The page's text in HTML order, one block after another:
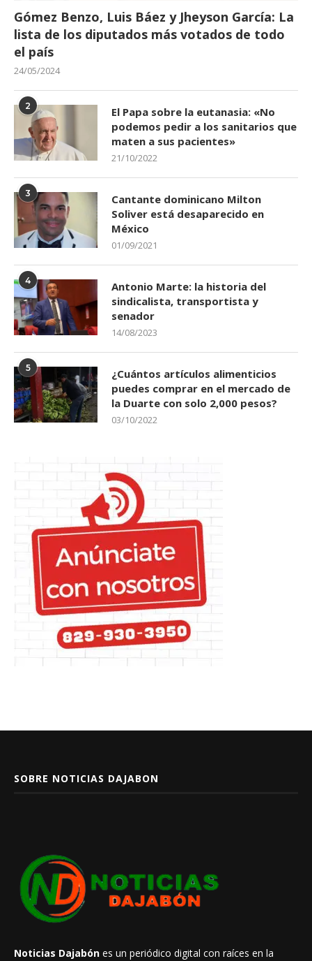
Gómez Benzo, Luis Báez y Jheyson García: La
lista de los diputados más votados de todo
el país
24/05/2024
2
El Papa sobre la eutanasia: «No
podemos pedir a los sanitarios que
maten a sus pacientes»
21/10/2022
3
Cantante dominicano Milton
Soliver está desaparecido en
México
01/09/2021
4
Antonio Marte: la historia del
sindicalista, transportista y
senador
14/08/2023
5
¿Cuántos artículos alimenticios
puedes comprar en el mercado de
la Duarte con solo 2,000 pesos?
03/10/2022
SOBRE NOTICIAS DAJABON
Noticias Dajabón es un periódico digital con raíces en la